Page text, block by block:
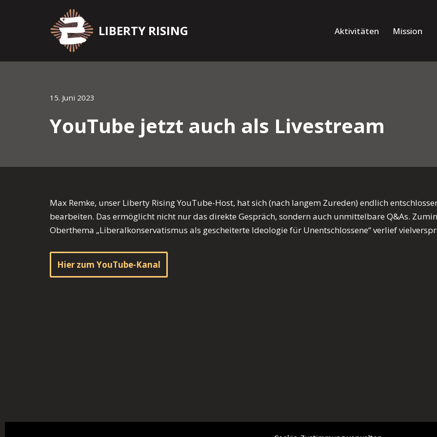
LIBERTY RISING Aktivitäten Mission
15. Juni 2023
YouTube jetzt auch als Livestream
Max Remke, unser Liberty Rising YouTube-Host, hat sich (nach langem Zureden) endlich
bearbeiten. Das ermöglicht nicht nur das direkte Gespräch, sondern auch unmittelbare Q&As.
Oberthema „Liberalkonservatismus als gescheiterte Ideologie für Unentschlossene“ verlief
Hier zum YouTube-Kanal